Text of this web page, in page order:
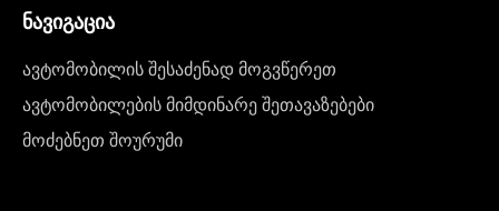
ნავიგაცია
ავტომობილის შესაძენად მოგვწერეთ
ავტომობილების მიმდინარე შეთავაზებები
მოძებნეთ შოურუმი